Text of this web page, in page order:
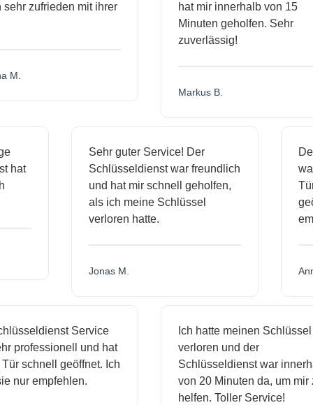
zufrieden mit ihrer
hat mir innerhalb von 15
Minuten geholfen. Sehr
zuverlässig!
Markus B.
hat
Sehr guter Service! Der
Schlüsseldienst war freundlich
und hat mir schnell geholfen,
als ich meine Schlüssel
verloren hatte.
Jonas M.
Service
und hat
geöffnet. Ich
empfehlen.
Ich hatte meinen Schlüssel
verloren und der
Schlüsseldienst war innerhalb
von 20 Minuten da, um mir zu
helfen. Toller Service!